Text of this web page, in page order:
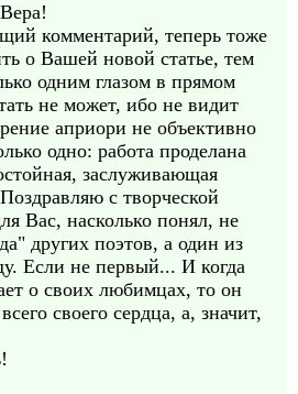
комментарий, теперь тоже
о Вашей новой статье, тем
одним глазом в прямом
не может, ибо не видит
априори не объективно
одно: работа проделана
заслуживающая
с творческой
Вас, насколько понял, не
других поэтов, а один из
Если не первый... И когда
о своих любимцах, то он
своего сердца, а, значит,